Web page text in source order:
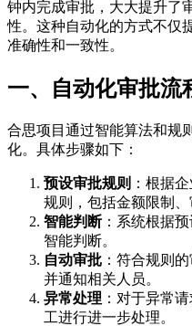
钟内完成审批，大大提升了
性。这种自动化的方式不仅
准确性和一致性。
一、自动化审批流
合思项目通过智能算法和规
化。具体步骤如下：
预设审批规则 ：根据
规则，包括金额限制、
智能判断：系统根据
智能判断。
自动审批 ：符合规则
并通知相关人员。
异常处理 ：对于异常
工进行进一步处理。